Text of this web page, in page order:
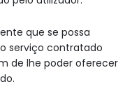
que se possa
serviço contratado
de lhe poder oferecer